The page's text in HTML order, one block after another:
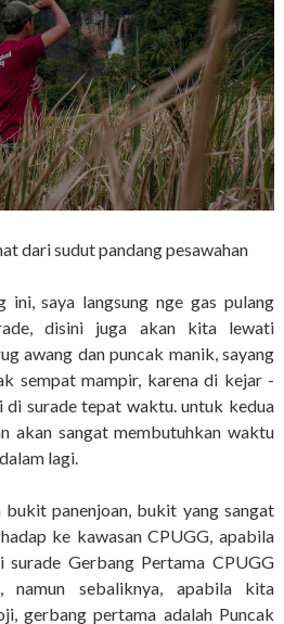
dari sudut pandang pesawahan
ini, saya langsung nge gas pulang
disini juga akan kita lewati
awang dan puncak manik, sayang
sempat mampir, karena di kejar -
surade tepat waktu. untuk kedua
akan sangat membutuhkan waktu
lagi.
panenjoan, bukit yang sangat
ke kawasan CPUGG, apabila
Gerbang Pertama CPUGG
namun sebaliknya, apabila kita
gerbang pertama adalah Puncak